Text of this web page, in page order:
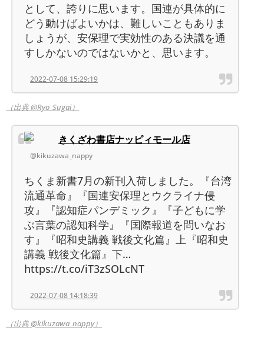
として、誇りに思います。国連が具体的に
どう動けばよいかは、難しいこともありま
しょうが、安保理で実効性のある決議を通
すしかないのではないかと、思います。
2022-07-08 15:29:19
（出典 @Ryo_Sugai）
きくざわ書店ナッピィモール店
@kikuzawa_nappy
ちくま新書7月の新刊入荷しました。『台湾
流通革命』『国連安保理とウクライナ侵
攻』『認知症パンデミック』『子どもに学
ぶ言葉の認知科学』『国際報道を問いなお
す』『昭和史講義 戦後文化篇』上『昭和史
講義 戦後文化篇』下…
https://t.co/iT3zSOLcNT
2022-07-08 14:18:39
（出典 @kikuzawa_nappy）